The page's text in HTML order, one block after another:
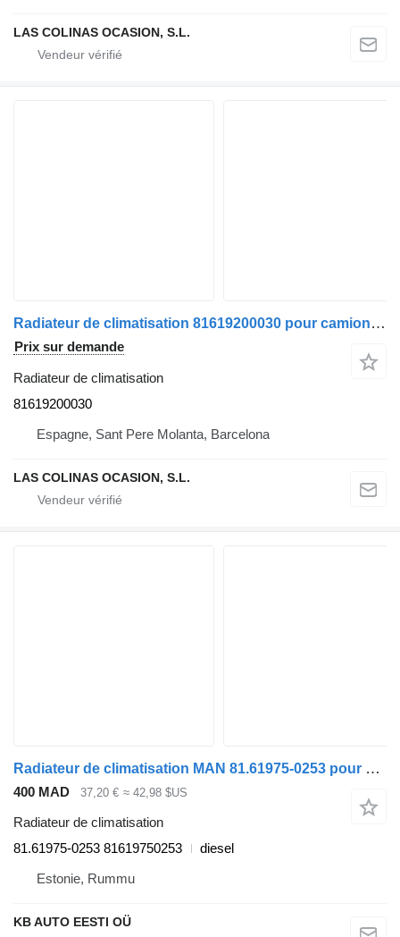
LAS COLINAS OCASION, S.L.
Radiateur de climatisation 81619200030 pour camion MAN TGA
Prix sur demande
Radiateur de climatisation
81619200030
Espagne, Sant Pere Molanta, Barcelona
LAS COLINAS OCASION, S.L.
Radiateur de climatisation MAN 81.61975-0253 pour camion MAN TGA
400 MAD 37,20 € ≈ 42,98 $US
Radiateur de climatisation
81.61975-0253 81619750253
diesel
Estonie, Rummu
KB AUTO EESTI OÜ